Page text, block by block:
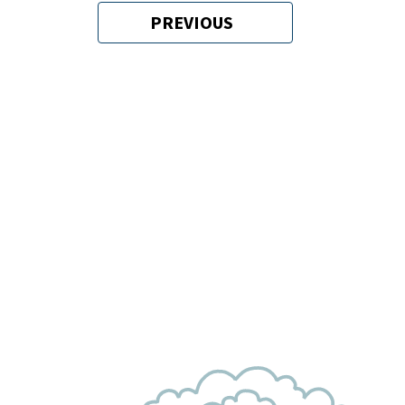
Paginación
PÁGINA
PREVIOUS